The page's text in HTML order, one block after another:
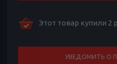
Этот товар купили 2
УВЕДОМИТЬ О